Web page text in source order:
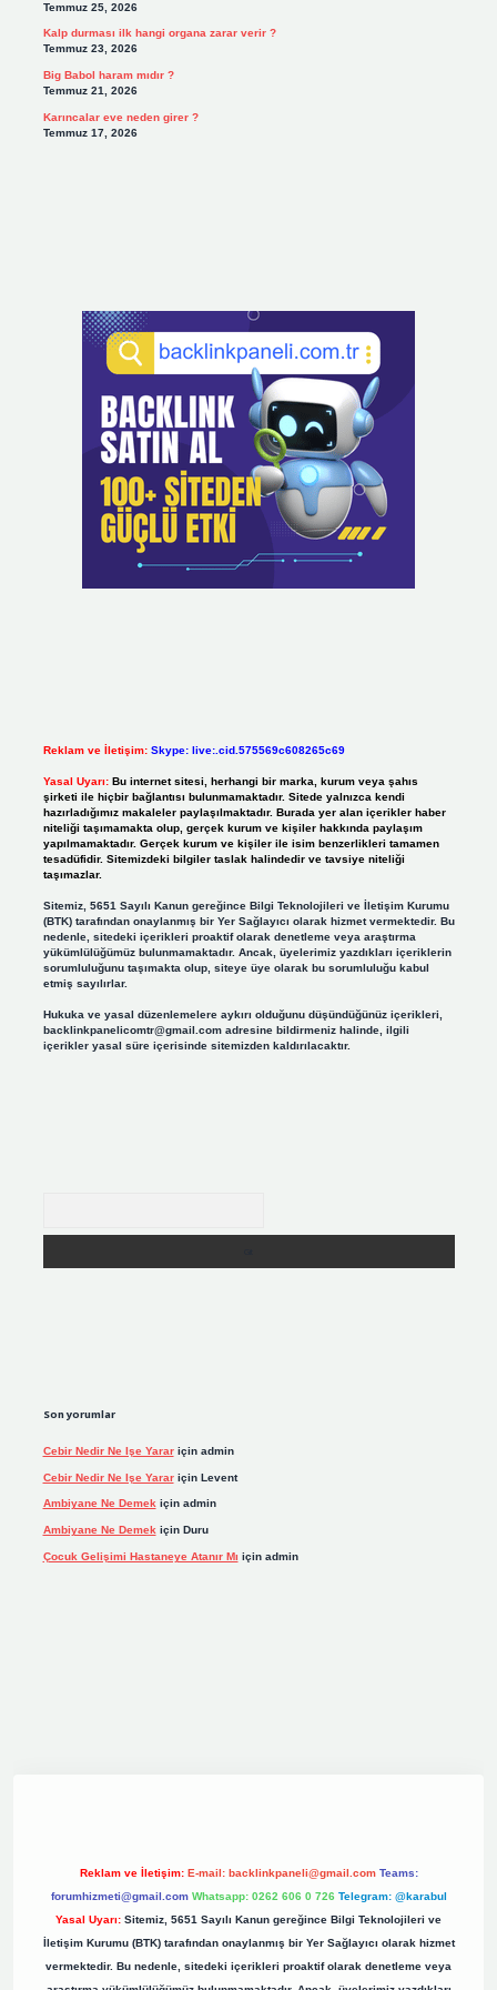
Temmuz 25, 2026
Kalp durması ilk hangi organa zarar verir ?
Temmuz 23, 2026
Big Babol haram mıdır ?
Temmuz 21, 2026
Karıncalar eve neden girer ?
Temmuz 17, 2026
Reklam ve İletişim: Skype: live:.cid.575569c608265c69
Yasal Uyarı: Bu internet sitesi, herhangi bir marka, kurum veya şahıs
şirketi ile hiçbir bağlantısı bulunmamaktadır. Sitede yalnızca kendi
hazırladığımız makaleler paylaşılmaktadır. Burada yer alan içerikler haber
niteliği taşımamakta olup, gerçek kurum ve kişiler hakkında paylaşım
yapılmamaktadır. Gerçek kurum ve kişiler ile isim benzerlikleri tamamen
tesadüfidir. Sitemizdeki bilgiler taslak halindedir ve tavsiye niteliği
taşımazlar.
Sitemiz, 5651 Sayılı Kanun gereğince Bilgi Teknolojileri ve İletişim Kurumu
(BTK) tarafından onaylanmış bir Yer Sağlayıcı olarak hizmet vermektedir. Bu
nedenle, sitedeki içerikleri proaktif olarak denetleme veya araştırma
yükümlülüğümüz bulunmamaktadır. Ancak, üyelerimiz yazdıkları içeriklerin
sorumluluğunu taşımakta olup, siteye üye olarak bu sorumluluğu kabul
etmiş sayılırlar.
Hukuka ve yasal düzenlemelere aykırı olduğunu düşündüğünüz içerikleri,
backlinkpanelicomtr@gmail.comadresine bildirmeniz halinde, ilgili
içerikler yasal süre içerisinde sitemizden kaldırılacaktır.
Son yorumlar
Cebir Nedir Ne Işe Yarariçin admin
Cebir Nedir Ne Işe Yarariçin Levent
Ambiyane Ne Demekiçin admin
Ambiyane Ne Demek için Duru
Çocuk Gelişimi Hastaneye Atanır Mı için admin
Reklam ve İletişim: E-mail: backlinkpaneli@gmail.com Teams:
forumhizmeti@gmail.com Whatsapp: 0262 606 0 726 Telegram: @karabul
Yasal Uyarı: Sitemiz, 5651 Sayılı Kanun gereğince Bilgi Teknolojileri ve
İletişim Kurumu (BTK) tarafından onaylanmış bir Yer Sağlayıcı olarak hizmet
vermektedir. Bu nedenle, sitedeki içerikleri proaktif olarak denetleme veya